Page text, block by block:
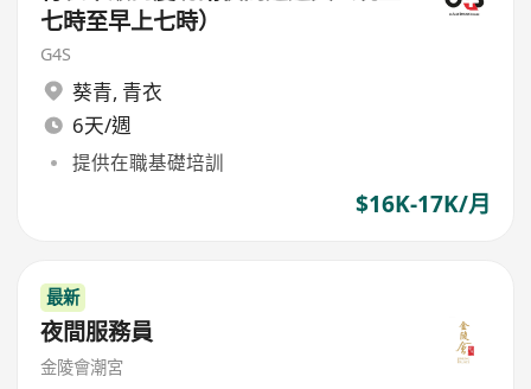
七時至早上七時）
G4S
葵青, 青衣
6天/週
提供在職基礎培訓
$16K-17K/月
最新
夜間服務員
金陵會潮宮